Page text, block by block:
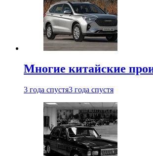
Многие китайские
3 года спустя3 года спустя